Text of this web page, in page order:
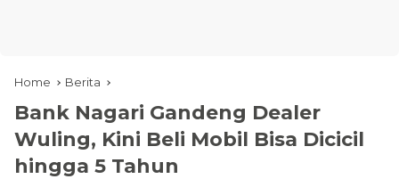
Home Berita
Bank Nagari Gandeng Dealer
Wuling, Kini Beli Mobil Bisa Dicicil
hingga 5 Tahun